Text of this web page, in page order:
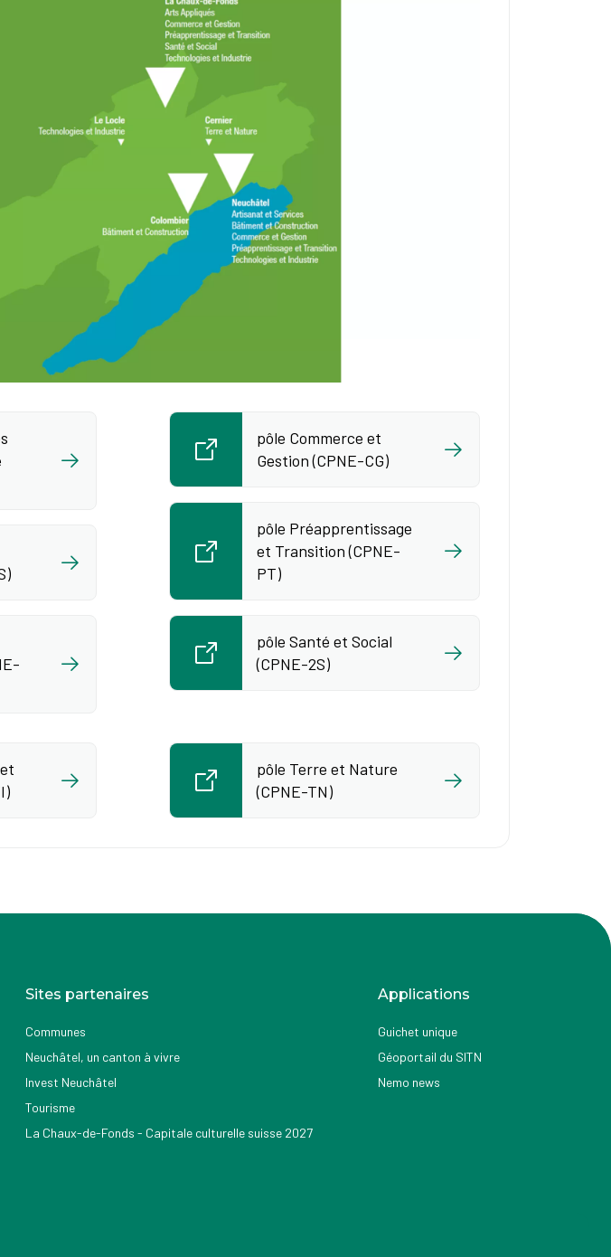
pôle Commerce et
Gestion (CPNE-CG)
pôle Préapprentissage
et Transition (CPNE-
PT)
pôle Santé et Social
(CPNE-2S)
pôle Terre et Nature
(CPNE-TN)
Sites partenaires
Communes
Neuchâtel, un canton à vivre
Invest Neuchâtel
Tourisme
La Chaux-de-Fonds - Capitale culturelle suisse 2027
Applications
Guichet unique
Géoportail du SITN
Nemo news